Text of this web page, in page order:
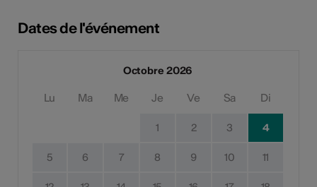
Dates de l'événement
Octobre 2026
Lu Ma Me Je Ve Sa Di
1 2 3 4
5 6 7 8 9 10 11